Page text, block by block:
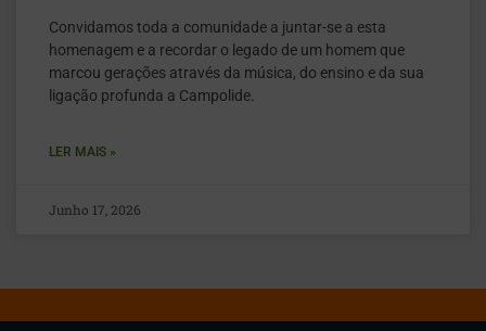
Convidamos toda a comunidade a juntar-se a esta
homenagem e a recordar o legado de um homem que
marcou gerações através da música, do ensino e da sua
ligação profunda a Campolide.
LER MAIS »
Junho 17, 2026